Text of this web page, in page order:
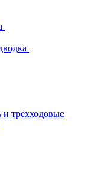
трёхходовые